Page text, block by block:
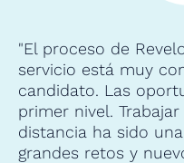
"El proceso de
servicio está muy
candidato. Las
primer nivel.
distancia ha sido
grandes retos y